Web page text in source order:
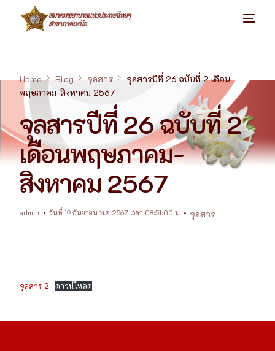
Home Blog จุลสาร
จุลสารปีที่ 26 ฉบับที่ 2 เดือน
พฤษภาคม-สิงหาคม 2567
จุลสารปีที่ 26 ฉบับที่ 2
เดือนพฤษภาคม-
สิงหาคม 2567
admin วันที่ 19 กันยายน พ.ศ. 2567 เวลา 08:51:00 น. จุลสาร
จุลสาร 2 ดาวน์โหลด